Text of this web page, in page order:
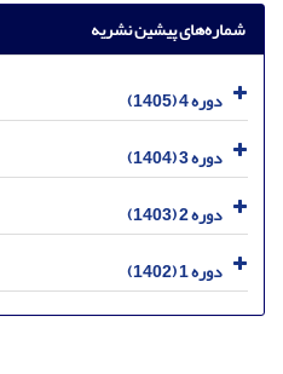
شماره‌های پیشین نشریه
دوره 4 (1405)
دوره 3 (1404)
دوره 2 (1403)
دوره 1 (1402)